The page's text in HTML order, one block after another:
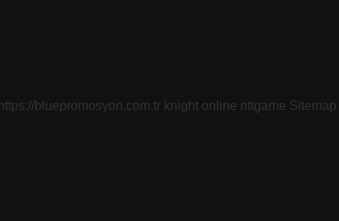
https://bluepromosyon.com.tr knight online nttgame Sitemap